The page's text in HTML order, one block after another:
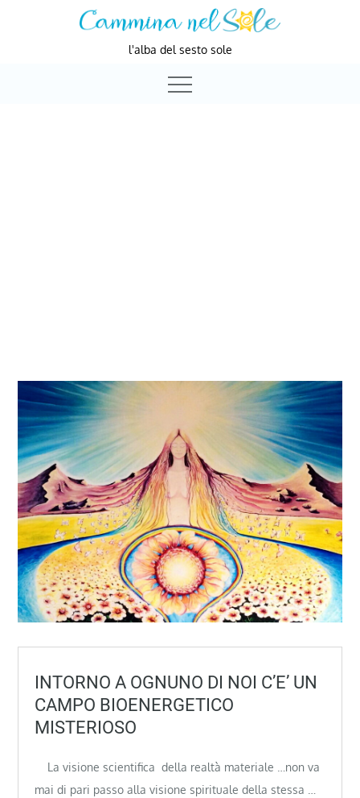
l'alba del sesto sole
INTORNO A OGNUNO DI NOI C’E’ UN
CAMPO BIOENERGETICO
MISTERIOSO
La visione scientifica della realtà materiale …non va
mai di pari passo alla visione spirituale della stessa …